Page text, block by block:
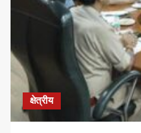
क्षेत्रीय